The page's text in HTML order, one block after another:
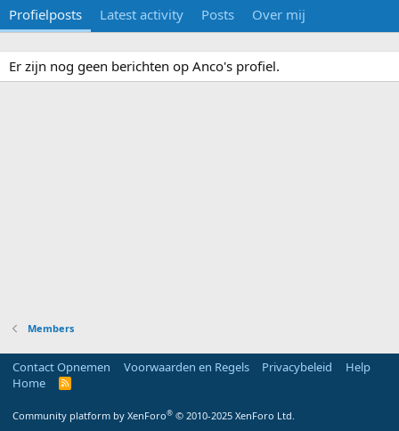
Profielposts Latest activity Posts Over mij
Er zijn nog geen berichten op Anco's profiel.
Members
Contact Opnemen Voorwaarden en Regels Privacybeleid
Help
Home
R
Community platform by XenForo® © 2010-2025 XenForo Ltd.